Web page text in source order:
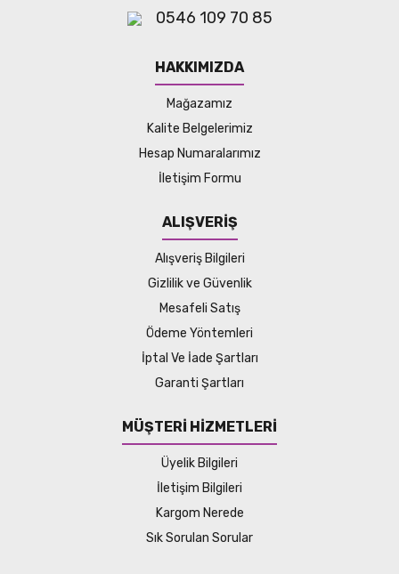
0546 109 70 85
HAKKIMIZDA
Mağazamız
Kalite Belgelerimiz
Hesap Numaralarımız
İletişim Formu
ALIŞVERİŞ
Alışveriş Bilgileri
Gizlilik ve Güvenlik
Mesafeli Satış
Ödeme Yöntemleri
İptal Ve İade Şartları
Garanti Şartları
MÜŞTERİ HİZMETLERİ
Üyelik Bilgileri
İletişim Bilgileri
Kargom Nerede
Sık Sorulan Sorular